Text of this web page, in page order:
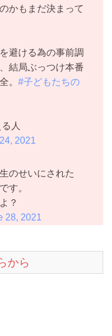
かもまだ決まって
避ける為の事前調
結局ぶっつけ本番
。 #子どもたちの
人
2021
のせいにされた
す。
？
28, 2021
から